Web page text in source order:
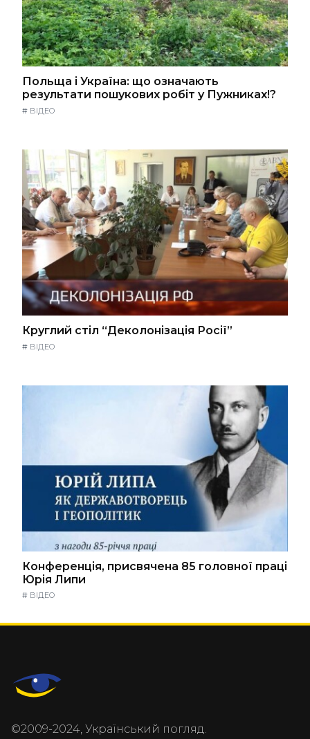
Польща і Україна: що означають
результати пошукових робіт у Пужниках!?
# ВІДЕО
Круглий стіл “Деколонізація Росії”
# ВІДЕО
Конференція, присвячена 85 головної праці
Юрія Липи
# ВІДЕО
©2009-2024, Український погляд.